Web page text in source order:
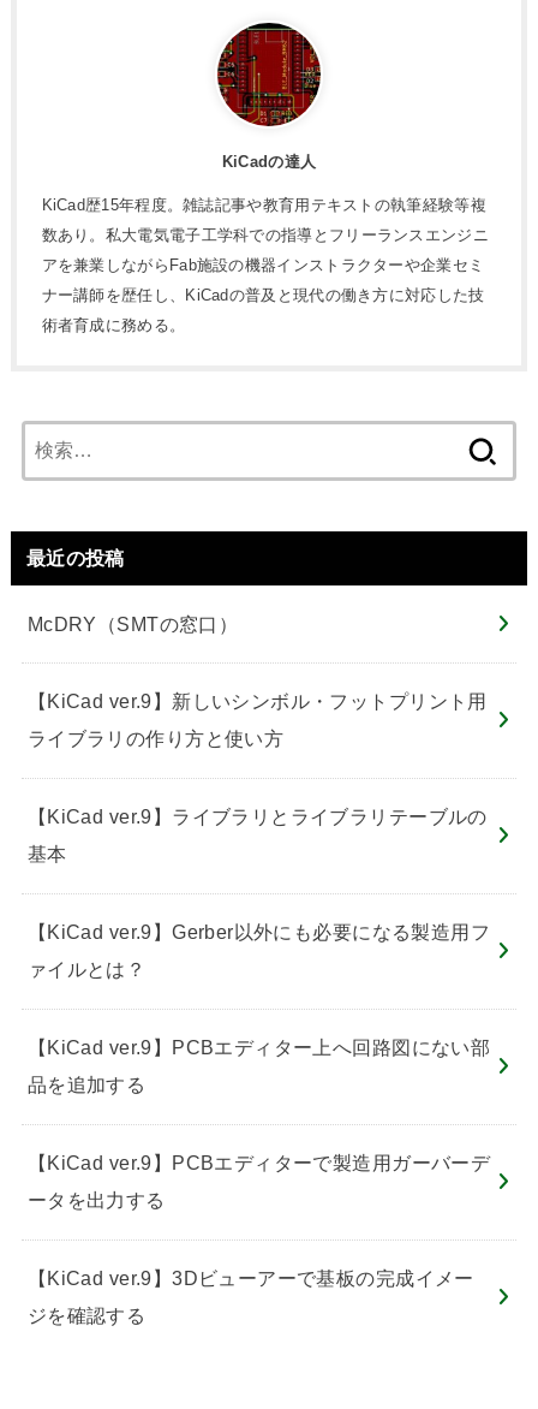
KiCadの達人
KiCad歴15年程度。雑誌記事や教育用テキストの執筆経験等複
数あり。私大電気電子工学科での指導とフリーランスエンジニ
アを兼業しながらFab施設の機器インストラクターや企業セミ
ナー講師を歴任し、KiCadの普及と現代の働き方に対応した技
術者育成に務める。
索:
最近の投稿
McDRY（SMTの窓口）
【KiCad ver.9】新しいシンボル・フットプリント用
ライブラリの作り方と使い方
【KiCad ver.9】ライブラリとライブラリテーブルの
基本
【KiCad ver.9】Gerber以外にも必要になる製造用フ
ァイルとは？
【KiCad ver.9】PCBエディター上へ回路図にない部
品を追加する
【KiCad ver.9】PCBエディターで製造用ガーバーデ
ータを出力する
【KiCad ver.9】3Dビューアーで基板の完成イメー
ジを確認する